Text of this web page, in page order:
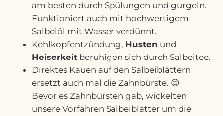
am besten durch Spülungen und gurgeln.
Funktioniert auch mit hochwertigem
Salbeiöl mit Wasser verdünnt.
Kehlkopfentzündung, Husten und
Heiserkeit beruhigen sich durch Salbeitee.
Direktes Kauen auf den Salbeiblättern
ersetzt auch mal die Zahnbürste. 😉
Bevor es Zahnbürsten gab, wickelten
unsere Vorfahren Salbeiblätter um die